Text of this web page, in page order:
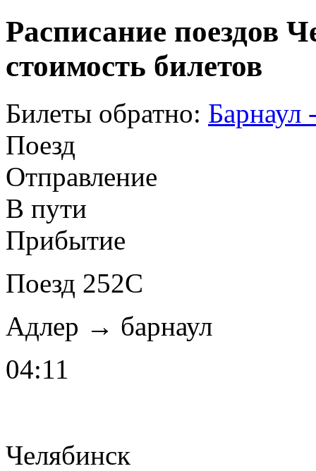
Расписание поездов
стоимость билетов
Билеты обратно: Барнаул
Поезд
Отправление
В пути
Прибытие
Поезд 252С
Адлер → барнаул
04:11
Челябинск